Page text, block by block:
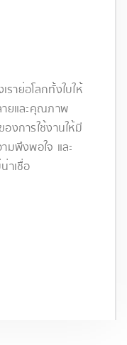
ราย่อโลกทั้งใบให้
ยและคุณภาพ
งการใช้งานให้มี
มพึงพอใจ และ
าเชื่อ